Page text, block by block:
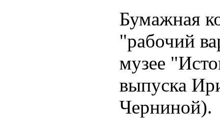
Бумажная
"рабочий
музее
выпуска
Черниной).